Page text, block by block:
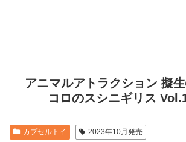
アニマルアトラクション 擬
コロのスシニギリス
カプセルトイ 2023年10月発売